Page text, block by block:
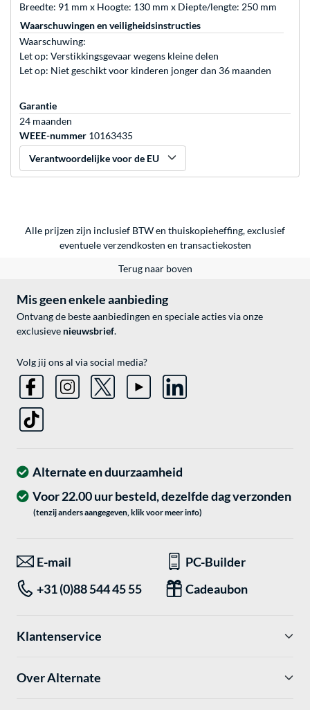
Breedte: 91 mm x Hoogte: 130 mm x Diepte/lengte: 250 mm
Waarschuwingen en veiligheidsinstructies
Waarschuwing:
Let op: Verstikkingsgevaar wegens kleine delen
Let op: Niet geschikt voor kinderen jonger dan 36 maanden
Garantie
24 maanden
WEEE-nummer 10163435
Verantwoordelijke voor de EU
Alle prijzen zijn inclusief BTW en thuiskopieheffing, exclusief
eventueleverzendkosten en transactiekosten
Terug naar boven
Mis geen enkele aanbieding
Ontvang de beste aanbiedingen en speciale acties via onze
exclusieve nieuwsbrief.
Volg jij ons al via social media?
Alternate en duurzaamheid
Voor 22.00 uur besteld, dezelfde dag verzonden
(tenzij anders aangegeven, klik voor meer info)
E-mail
PC-Builder
+31 (0)88 544 45 55
Cadeaubon
Klantenservice
Over Alternate